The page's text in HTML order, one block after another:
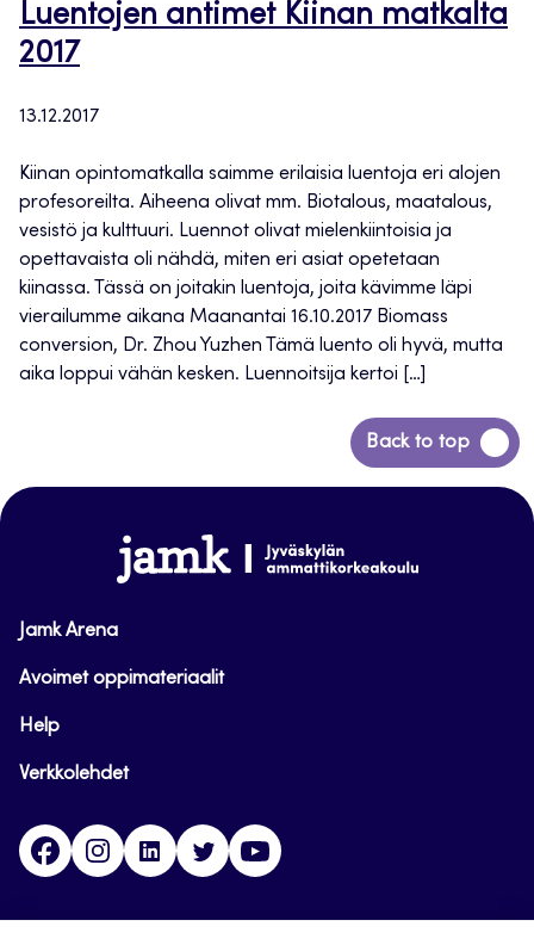
Luentojen antimet Kiinan matkalta
2017
13.12.2017
Kiinan opintomatkalla saimme erilaisia luentoja eri alojen
profesoreilta. Aiheena olivat mm. Biotalous, maatalous,
vesistö ja kulttuuri. Luennot olivat mielenkiintoisia ja
opettavaista oli nähdä, miten eri asiat opetetaan
kiinassa. Tässä on joitakin luentoja, joita kävimme läpi
vierailumme aikana Maanantai 16.10.2017 Biomass
conversion, Dr. Zhou Yuzhen Tämä luento oli hyvä, mutta
aika loppui vähän kesken. Luennoitsija kertoi […]
Back to top
Siirry
takaisin
www.jamk.fi
Jamk Arena
Avoimet oppimateriaalit
Help
Verkkolehdet
FacebookInstagramLinkedinTwitter